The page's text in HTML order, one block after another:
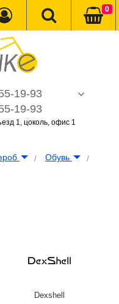
19-93
19-93
1, цоколь, офис 1
0
Обувь
Dexshell